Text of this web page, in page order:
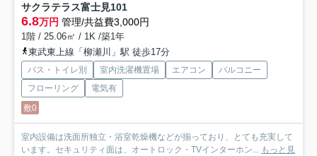
サクラテラス富士見101
6.8万円 管理/共益費3,000円
1階 / 25.06㎡ / 1K /築1年
東武東上線「柳瀬川」駅 徒歩17分
バス・トイレ別 室内洗濯機置場 エアコン
バルコニー
フローリング
電気有
敷0
室内設備は洗面所独立・浴室乾燥機などが揃っており、とても充実して
います。セキュリティ面は、オートロック・TVインターホン... もっと見